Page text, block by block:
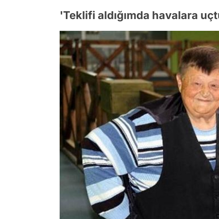
'Teklifi aldığımda havalara